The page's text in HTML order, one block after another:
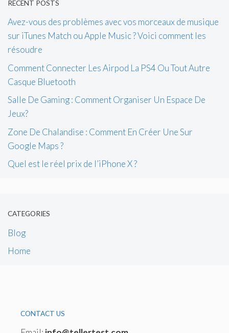
RECENT POSTS
Avez-vous des problèmes avec vos morceaux de musique
sur iTunes Match ou Apple Music ? Voici comment les
résoudre
Comment Connecter Les Airpod La PS4 Ou Tout Autre
Casque Bluetooth
Salle De Gaming : Comment Organiser Un Espace De
Jeux?
Zone De Chalandise : Comment En Créer Une Sur
Google Maps ?
Quel est le réel prix de l’iPhone X ?
CATEGORIES
Blog
Home
CONTACT US